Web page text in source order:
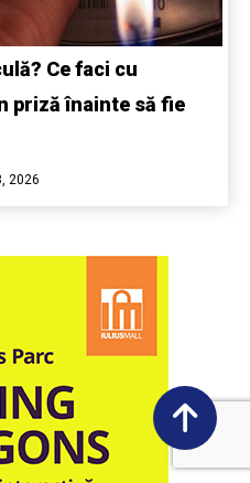
Ce faci cu
priză înainte să fie
2026